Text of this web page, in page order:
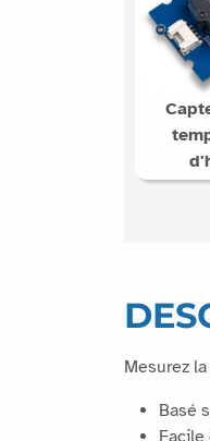
Mesurez
Basé
Facile